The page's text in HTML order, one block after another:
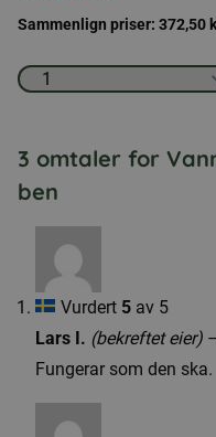
Sammenlign priser: 372,50
Vanndispenser
med
ben
antall
3 omtaler for
ben
Vurdert 5 av 5
Lars I. (bekreftet eier) –
Fungerar som den ska.